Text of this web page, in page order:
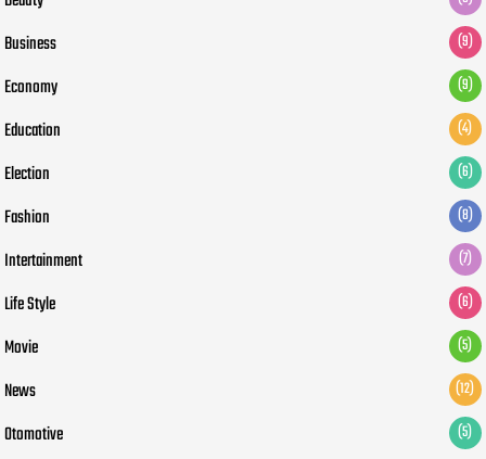
Business (9)
Economy (9)
Education (4)
Election (6)
Fashion (8)
Intertainment (7)
Life Style (6)
Movie (5)
News (12)
Otomotive (5)